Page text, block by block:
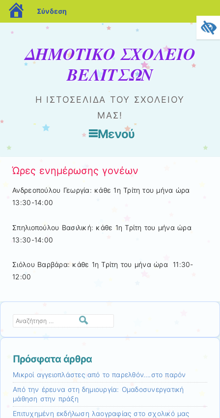
blogs.sch.gr
Σύνδεση
ΔΗΜΟΤΙΚΟ ΣΧΟΛΕΙΟ
ΒΕΛΙΤΣΩΝ
Η ΙΣΤΟΣΕΛΊΔΑ ΤΟΥ ΣΧΟΛΕΊΟΥ
ΜΑΣ!
Μενού
Μετάβαση στο περιεχόμενο
Ώρες ενημέρωσης γονέων
Ανδρεοπούλου Γεωργία: κάθε 1η Τρίτη του μήνα ώρα
13:30-14:00
Σπηλιοπούλου Βασιλική: κάθε 1η Τρίτη του μήνα ώρα
13:30-14:00
Σιόλου Βαρβάρα: κάθε 1η Τρίτη του μήνα ώρα 11:30-
12:00
Αναζήτηση
Πρόσφατα άρθρα
Μικροί αγγειοπλάστες από το παρελθόν….στο παρόν
Από την έρευνα στη δημιουργία: Ομαδοσυνεργατική
μάθηση στην πράξη
Επιτυχημένη εκδήλωση λαογραφίας στο σχολικό μας